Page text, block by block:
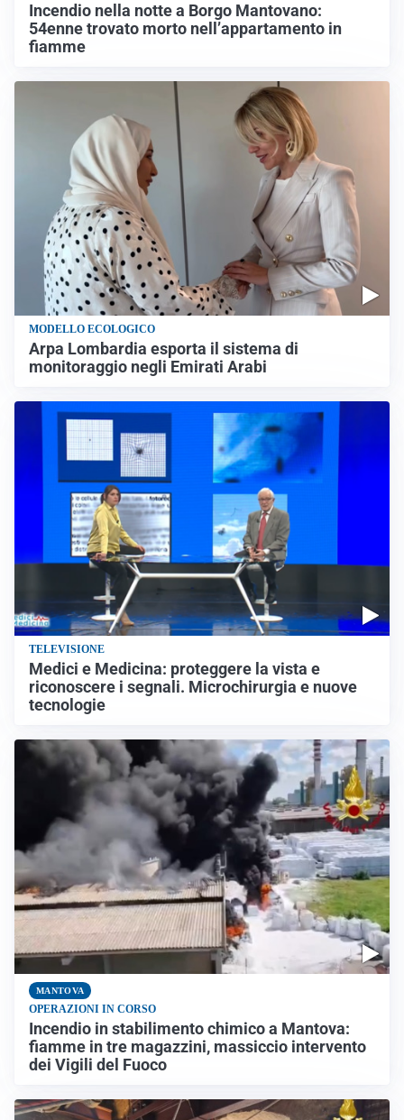
Incendio nella notte a Borgo Mantovano:
54enne trovato morto nell’appartamento in
fiamme
MODELLO ECOLOGICO
Arpa Lombardia esporta il sistema di
monitoraggio negli Emirati Arabi
TELEVISIONE
Medici e Medicina: proteggere la vista e
riconoscere i segnali. Microchirurgia e nuove
tecnologie
MANTOVA
OPERAZIONI IN CORSO
Incendio in stabilimento chimico a Mantova:
fiamme in tre magazzini, massiccio intervento
dei Vigili del Fuoco